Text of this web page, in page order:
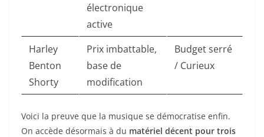
électronique
active
Harley
Benton
Shorty
Prix imbattable,
base de
modification
Budget serré
/ Curieux
Voici la preuve que la musique se démocratise enfin.
On accède désormais à du matériel décent pour trois